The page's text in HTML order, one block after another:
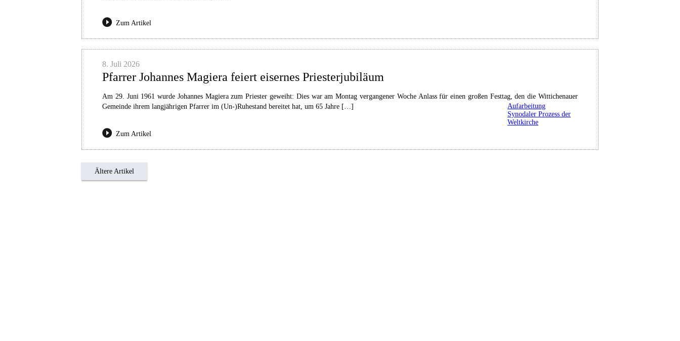
Aufarbeitung
Synodaler Prozess der
Weltkirche
Zum Artikel
8. Juli 2026
Pfarrer Johannes Magiera feiert eisernes Priesterjubiläum
Am 29. Juni 1961 wurde Johannes Magiera zum Priester geweiht: Dies war am Montag vergangener Woche Anlass für einen großen Festtag, den die Wittichenauer
Gemeinde ihrem langjährigen Pfarrer im (Un-)Ruhestand bereitet hat, um 65 Jahre […]
Zum Artikel
Ältere Artikel